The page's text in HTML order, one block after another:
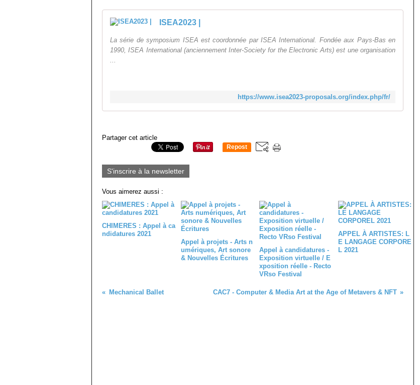
ISEA2023 |
La série de symposium ISEA est coordonnée par ISEA International. Fondée aux Pays-Bas en
1990, ISEA International (anciennement Inter-Society for the Electronic Arts) est une organisation
...
https://www.isea2023-proposals.org/index.php/fr/
Partager cet article
Repost
S'inscrire à la newsletter
Vous aimerez aussi :
CHIMERES : Appel à ca
ndidatures 2021
Appel à projets - Arts n
umériques, Art sonore
& Nouvelles Écritures
Appel à candidatures -
Exposition virtuelle / E
xposition réelle - Recto
VRso Festival
APPEL À ARTISTES: L
E LANGAGE CORPORE
L 2021
Mechanical Ballet CAC7 - Computer & Media Art at the Age of Metavers & NFT